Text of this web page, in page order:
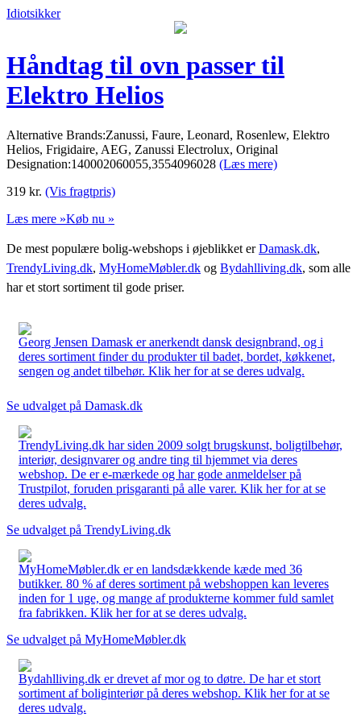
Idiotsikker
Håndtag til ovn passer til
Elektro Helios
Alternative Brands:Zanussi, Faure, Leonard, Rosenlew, Elektro
Helios, Frigidaire, AEG, Zanussi Electrolux, Original
Designation:140002060055,3554096028 (Læs mere)
319 kr. (Vis fragtpris)
Læs mere »Køb nu »
De mest populære bolig-webshops i øjeblikket erDamask.dk,
TrendyLiving.dk, MyHomeMøbler.dk og Bydahlliving.dk, som alle
har et stort sortiment til gode priser.
Georg Jensen Damask er anerkendt dansk designbrand, og i
deres sortiment finder du produkter til badet, bordet, køkkenet,
sengen og andet tilbehør. Klik her for at se deres udvalg.
Se udvalget på Damask.dk
TrendyLiving.dk har siden 2009 solgt brugskunst, boligtilbehør,
interiør, designvarer og andre ting til hjemmet via deres
webshop. De er e-mærkede og har gode anmeldelser på
Trustpilot, foruden prisgaranti på alle varer. Klik her for at se
deres udvalg.
Se udvalget på TrendyLiving.dk
MyHomeMøbler.dk er en landsdækkende kæde med 36
butikker. 80 % af deres sortiment på webshoppen kan leveres
inden for 1 uge, og mange af produkterne kommer fuld samlet
fra fabrikken. Klik her for at se deres udvalg.
Se udvalget på MyHomeMøbler.dk
Bydahlliving.dk er drevet af mor og to døtre. De har et stort
sortiment af boliginteriør på deres webshop. Klik her for at se
deres udvalg.